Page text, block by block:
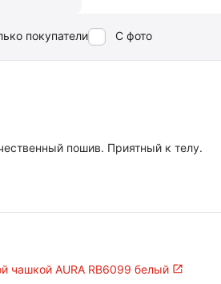
покупатели С фото
пошив. Приятный к телу.
чашкой AURA RB6099 белый